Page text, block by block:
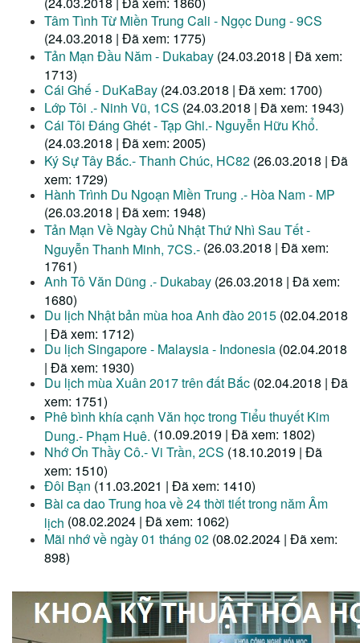
Tâm Tình Từ Miền Trung Cali - Ngọc Dung - 9CS
(24.03.2018 | Đã xem: 1775)
Tản Mạn Đầu Năm - Dukabay (24.03.2018 | Đã xem:
1713)
Cái Ghế - DuKaBay (24.03.2018 | Đã xem: 1700)
Lớp Tôi .- Ninh Vũ, 1CS (24.03.2018 | Đã xem: 1943)
Cái Tôi Đáng Ghét - Tạp Ghi.- Nguyễn Hữu Khổ.
(24.03.2018 | Đã xem: 2005)
Ký Sự Tây Bắc.- Thanh Chúc, HC82 (26.03.2018 | Đã
xem: 1729)
Hành Trình Du Ngoạn Miền Trung .- Hòa Nam - MP
(26.03.2018 | Đã xem: 1948)
Tản Mạn Về Ngày Chủ Nhật Thứ Nhì Sau Tết -
Nguyễn Thanh Minh, 7CS.- (26.03.2018 | Đã xem:
1761)
Anh Tô Văn Dũng .- Dukabay (26.03.2018 | Đã xem:
1680)
Du lịch Nhật bản mùa hoa Anh đào 2015 (02.04.2018
| Đã xem: 1712)
Du lịch Singapore - Malaysia - Indonesia (02.04.2018
| Đã xem: 1930)
Du lịch mùa Xuân 2017 trên đất Bắc (02.04.2018 | Đã
xem: 1751)
Phê bình khía cạnh Văn học trong Tiểu thuyết Kim
Dung.- Phạm Huê. (10.09.2019 | Đã xem: 1802)
Nhớ Ơn Thầy Cô.- Vi Trần, 2CS (18.10.2019 | Đã
xem: 1510)
Đôi Bạn (11.03.2021 | Đã xem: 1410)
Bài ca dao Trung hoa về 24 thời tiết trong năm Âm
lịch (08.02.2024 | Đã xem: 1062)
Mãi nhớ về ngày 01 tháng 02 (08.02.2024 | Đã xem:
898)